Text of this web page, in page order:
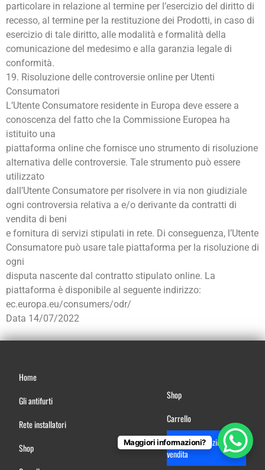
particolare in relazione al termine per l’esercizio del diritto di
recesso, al termine per la restituzione dei Prodotti, in caso di
esercizio di tale diritto, alle modalità e formalità della
comunicazione del medesimo e alla garanzia legale di
conformità.
19. Risoluzione delle controversie online per Utenti
Consumatori
L’Utente Consumatore residente in Europa deve essere a
conoscenza del fatto che la Commissione Europea ha
istituito una
piattaforma online che fornisce uno strumento di risoluzione
alternativa delle controversie. Tale strumento può essere
utilizzato
dall’Utente Consumatore per risolvere in via non giudiziale
ogni controversia relativa a e/o derivante da contratti di
vendita di beni
e fornitura di servizi stipulati in rete. Di conseguenza, l’Utente
Consumatore può usare tale piattaforma per la risoluzione di
ogni
disputa nascente dal contratto stipulato online. La
piattaforma è disponibile al seguente indirizzo:
ec.europa.eu/consumers/odr/
Data 14/07/2022
Home
Gli antifurti
Rete installatori
Shop
Shop
Carrello
Termini e condizioni di
vendita
Maggiori informazioni?